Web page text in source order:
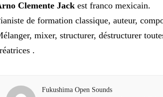
Clemente Jackest franco mexicain.
de formation classique, auteur,
mixer, structurer, déstructurer
.
Fukushima Open Sounds